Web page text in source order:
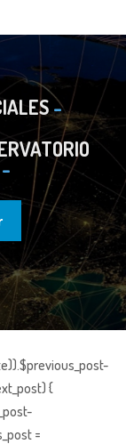
{
=